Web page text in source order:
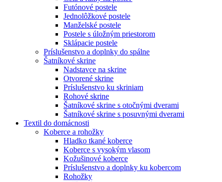
Futónové postele
Jednolôžkové postele
Manželské postele
Postele s úložným priestorom
Sklápacie postele
Príslušenstvo a doplnky do spálne
Šatníkové skrine
Nadstavce na skrine
Otvorené skrine
Príslušenstvo ku skriniam
Rohové skrine
Šatníkové skrine s otočnými dverami
Šatníkové skrine s posuvnými dverami
Textil do domácnosti
Koberce a rohožky
Hladko tkané koberce
Koberce s vysokým vlasom
Kožušinové koberce
Príslušenstvo a doplnky ku kobercom
Rohožky